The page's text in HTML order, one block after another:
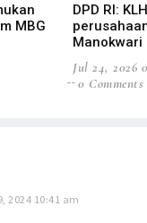
MBG
DPD RI:
Manokwari
Jul 24, 2026
0 Comments
2024 10:41 am